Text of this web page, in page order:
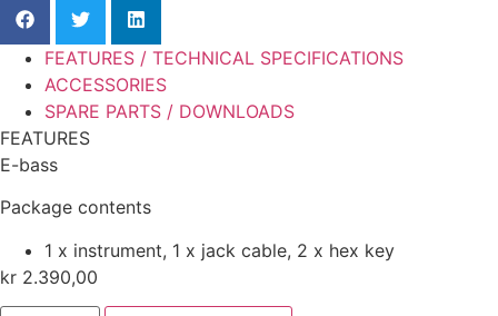
FEATURES / TECHNICAL SPECIFICATIONS
ACCESSORIES
SPARE PARTS / DOWNLOADS
FEATURES
E-bass
Package contents
1 x instrument, 1 x jack cable, 2 x hex key
kr 2.390,00